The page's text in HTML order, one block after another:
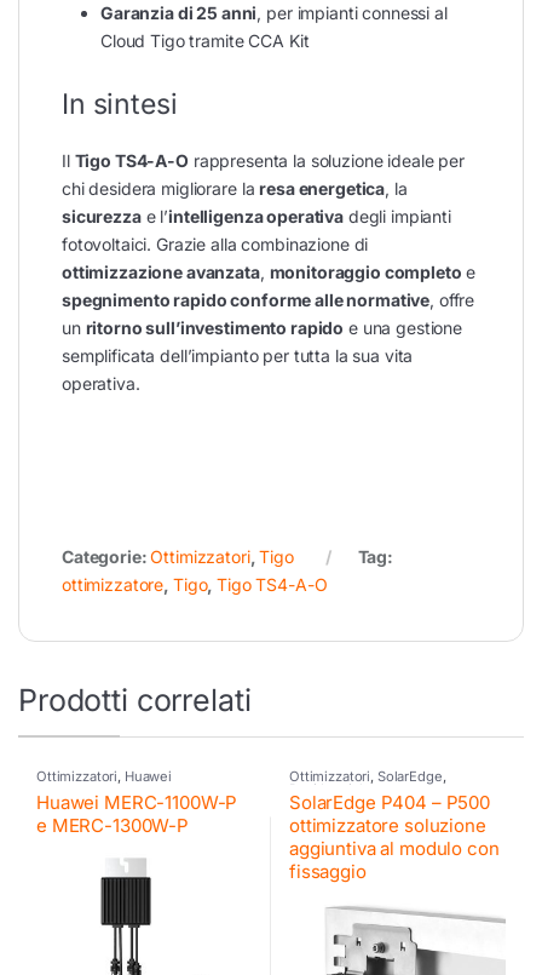
Garanzia di 25 anni per impianti connessi al
Cloud Tigo tramite CCA Kit
In sintesi
Il Tigo TS4-A-O rappresenta la soluzione ideale per
chi desidera migliorare laresa energetica , la
sicurezzae l’intelligenza operativadegli impianti
fotovoltaici. Grazie alla combinazione di
ottimizzazione avanzata, monitoraggio completo e
spegnimento rapido conforme alle normative , offre
un ritorno sull’investimento rapido e una gestione
semplificata dell’impianto per tutta la sua vita
operativa.
Categorie:Ottimizzatori,Tigo
Tag:
ottimizzatore Tigo,Tigo TS4-A-O
Prodotti correlati
Ottimizzatori Huawei
Huawei MERC-1100W-P
e MERC-1300W-P
Ottimizzatori SolarEdge
Residenziale
SolarEdge P404 – P500
ottimizzatore soluzione
aggiuntiva al modulo con
fissaggio